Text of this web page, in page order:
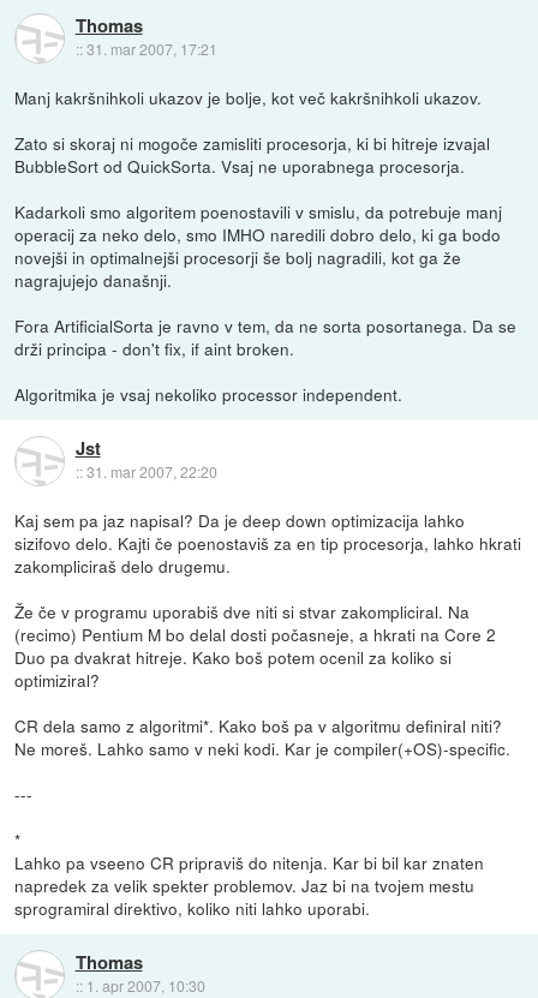
Thomas
::31. mar 2007, 17:21
Manj kakršnihkoli ukazov je bolje, kot več kakršnihkoli ukazov.
Zato si skoraj ni mogoče zamisliti procesorja, ki bi hitreje izvajal
BubbleSort od QuickSorta. Vsaj ne uporabnega procesorja.
Kadarkoli smo algoritem poenostavili v smislu, da potrebuje manj
operacij za neko delo, smo IMHO naredili dobro delo, ki ga bodo
novejši in optimalnejši procesorji še bolj nagradili, kot ga že
nagrajujejo današnji.
Fora ArtificialSorta je ravno v tem, da ne sorta posortanega. Da se
drži principa - don't fix, if aint broken.
Algoritmika je vsaj nekoliko processor independent.
Jst
::31. mar 2007, 22:20
Kaj sem pa jaz napisal? Da je deep down optimizacija lahko
sizifovo delo. Kajti če poenostaviš za en tip procesorja, lahko hkrati
zakompliciraš delo drugemu.
Že če v programu uporabiš dve niti si stvar zakompliciral. Na
(recimo) Pentium M bo delal dosti počasneje, a hkrati na Core 2
Duo pa dvakrat hitreje. Kako boš potem ocenil za koliko si
optimiziral?
CR dela samo z algoritmi*. Kako boš pa v algoritmu definiral niti?
Ne moreš. Lahko samo v neki kodi. Kar je compiler(+OS)-specific.
---
*
Lahko pa vseeno CR pripraviš do nitenja. Kar bi bil kar znaten
napredek za velik spekter problemov. Jaz bi na tvojem mestu
sprogramiral direktivo, koliko niti lahko uporabi.
Thomas
:: 1. apr 2007, 10:30